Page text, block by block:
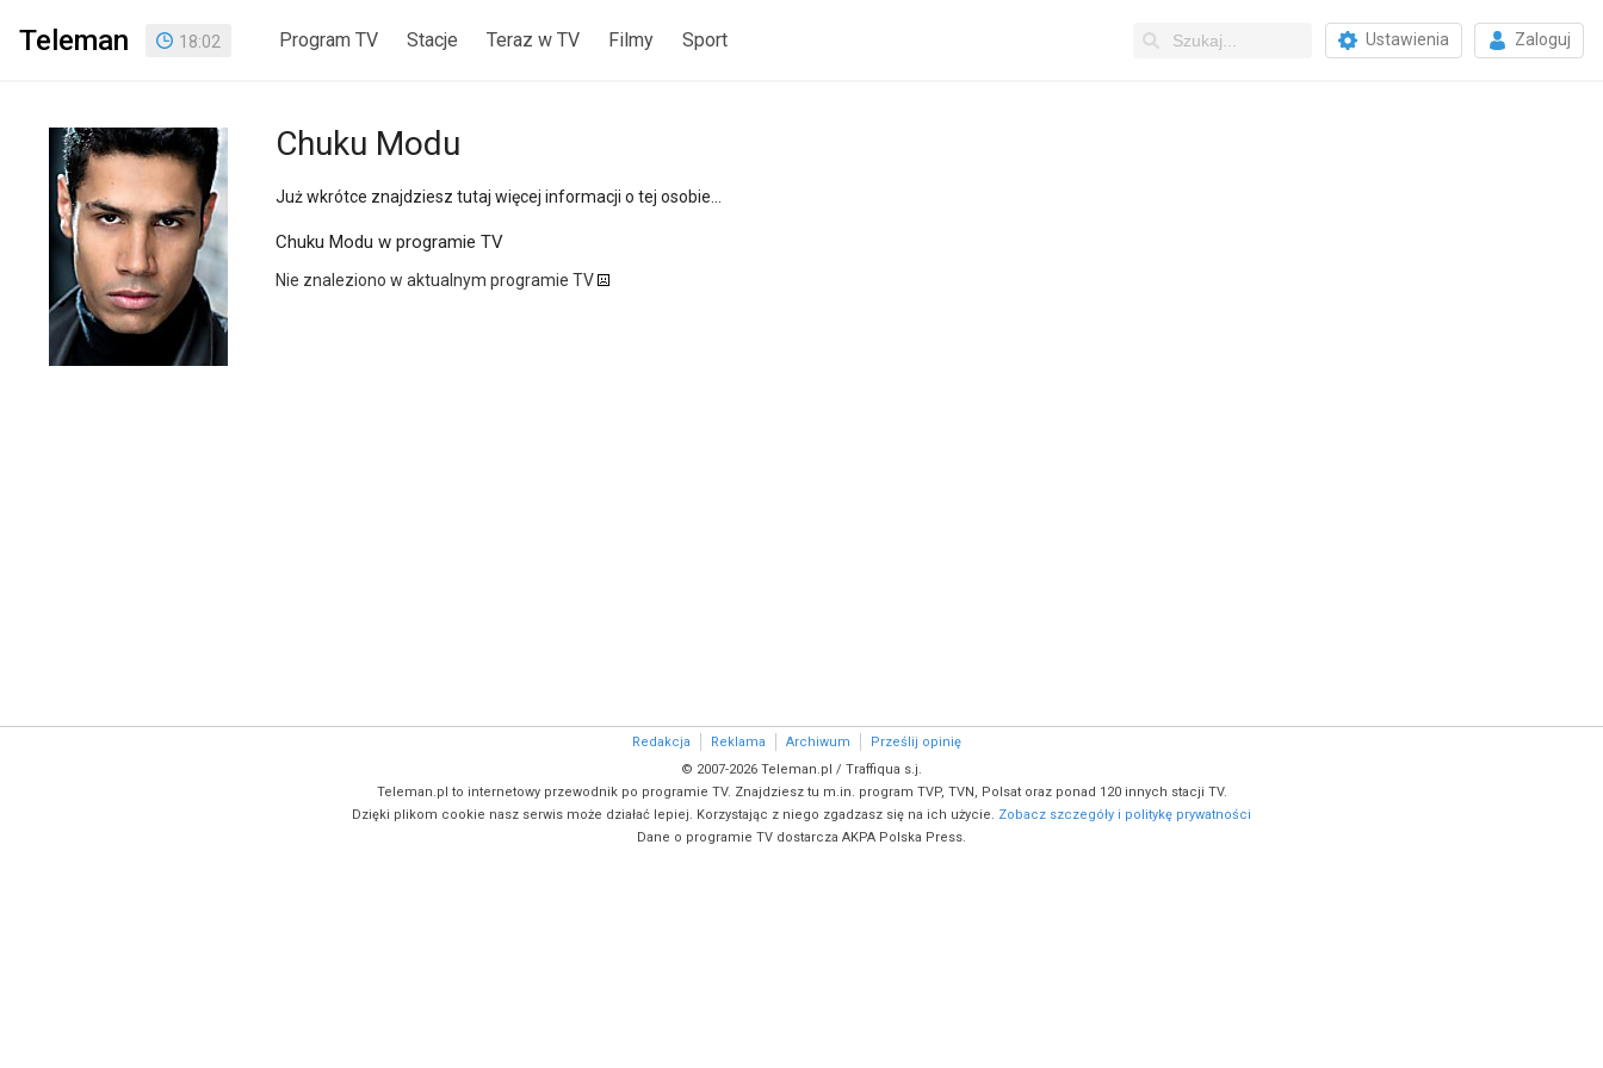
Teleman 18:02 Program TV Stacje Teraz w TV Filmy Sport Ustawienia Zaloguj
Chuku Modu
Już wkrótce znajdziesz tutaj więcej informacji o tej osobie...
Chuku Modu w programie TV
Nie znaleziono w aktualnym programie TV
Redakcja Reklama Archiwum
Prześlij opinię
© 2007-2026 Teleman.pl / Traffiqua s.j.
Teleman.pl to internetowy przewodnik po programie TV. Znajdziesz tu m.in. program TVP, TVN, Polsat oraz ponad 120 innych stacji TV.
Dzięki plikom cookie nasz serwis może działać lepiej. Korzystając z niego zgadzasz się na ich użycie. Zobacz szczegóły i politykę prywatności
Dane o programie TV dostarcza AKPA Polska Press.